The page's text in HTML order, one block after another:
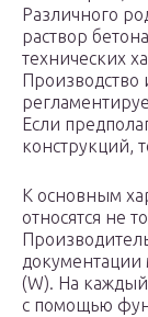
Различного
раствор
технических
Производство
Если
конструкций,
К основным
относятся не
документации
(W). На
с помощью